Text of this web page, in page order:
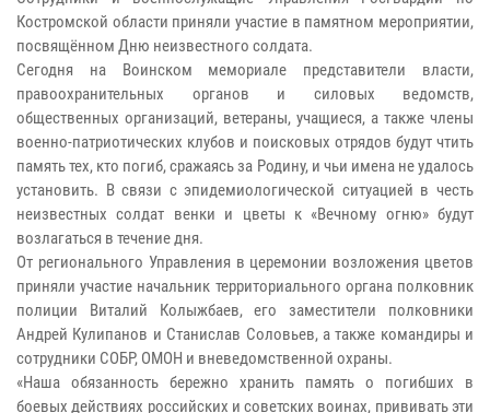
Костромской области приняли участие в памятном мероприятии,
посвящённом Дню неизвестного солдата.
Сегодня на Воинском мемориале представители власти,
правоохранительных органов и силовых ведомств,
общественных организаций, ветераны, учащиеся, а также члены
военно-патриотических клубов и поисковых отрядов будут чтить
память тех, кто погиб, сражаясь за Родину, и чьи имена не удалось
установить. В связи с эпидемиологической ситуацией в честь
неизвестных солдат венки и цветы к «Вечному огню» будут
возлагаться в течение дня.
От регионального Управления в церемонии возложения цветов
приняли участие начальник территориального органа полковник
полиции Виталий Колыжбаев, его заместители полковники
Андрей Кулипанов и Станислав Соловьев, а также командиры и
сотрудники СОБР, ОМОН и вневедомственной охраны.
«Наша обязанность бережно хранить память о погибших в
боевых действиях российских и советских воинах, прививать эти